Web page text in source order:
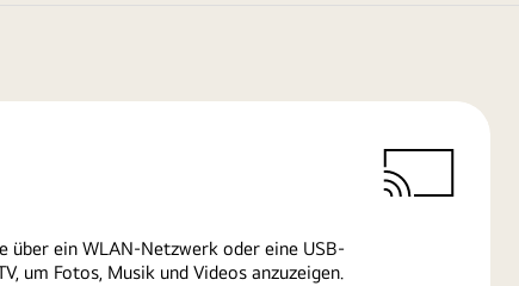
über ein WLAN-Netzwerk oder eine USB-
um Fotos, Musik und Videos anzuzeigen.